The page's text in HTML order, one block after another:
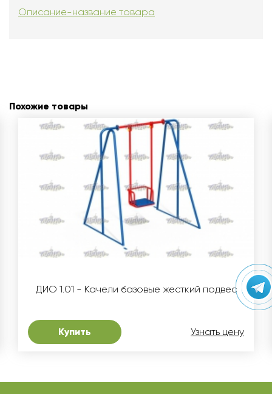
Описание-название товара
Похожие товары
ДИО 1.01 - Качели базовые жесткий подвес
Купить Узнать цену